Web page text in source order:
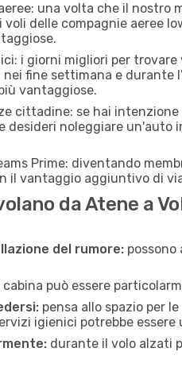
una volta che il nostro
delle compagnie aeree
i giorni migliori per
fine settimana e
vantaggiose.
cittadine: se hai
noleggiare un'auto
Prime: diventando
il vantaggio aggiuntivo di
da Atene a
del rumore:
cabina può essere
pensa allo spazio per
igienici potrebbe essere
durante il volo alzati